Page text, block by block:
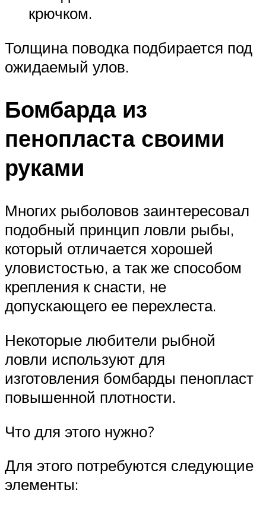
крючком.
Толщина поводка подбирается под
ожидаемый улов.
Бомбарда из
пенопласта своими
руками
Многих рыболовов заинтересовал
подобный принцип ловли рыбы,
который отличается хорошей
уловистостью, а так же способом
крепления к снасти, не
допускающего ее перехлеста.
Некоторые любители рыбной
ловли используют для
изготовления бомбарды пенопласт
повышенной плотности.
Что для этого нужно?
Для этого потребуются следующие
элементы: